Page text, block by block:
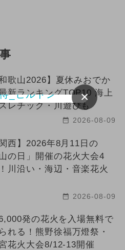
和歌山2026】夏休みおでか
新ランキングTOP10 海上
レチック・川遊びも
2026-08-09
関西】2026年8月11日の
山の日」開催の花火大会4
川沿い・海辺・音楽花火
2026-08-09
発の花火を入場無料で
れる！熊野徐福万燈祭・
花火大会8/12-13開催
×